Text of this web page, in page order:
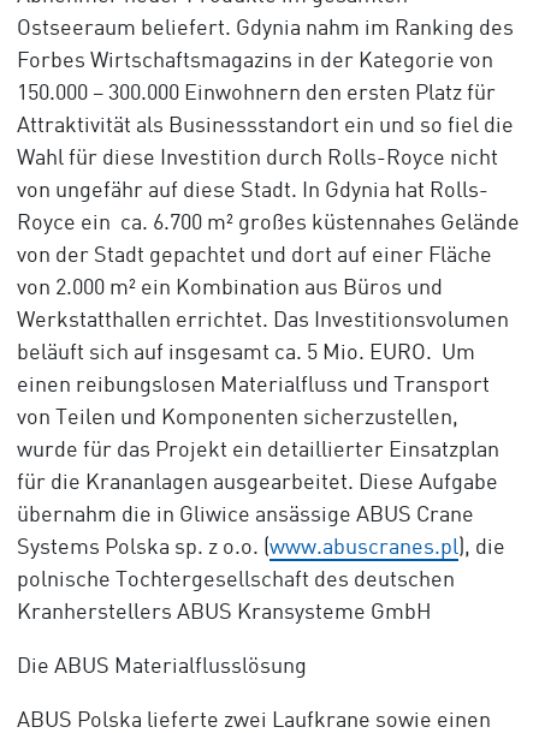
Ostseeraum beliefert. Gdynia nahm im Ranking des
Forbes Wirtschaftsmagazins in der Kategorie von
150.000 – 300.000 Einwohnern den ersten Platz für
Attraktivität als Businessstandort ein und so fiel die
Wahl für diese Investition durch Rolls-Royce nicht
von ungefähr auf diese Stadt. In Gdynia hat Rolls-
Royce ein ca. 6.700 m² großes küstennahes Gelände
von der Stadt gepachtet und dort auf einer Fläche
von 2.000 m² ein Kombination aus Büros und
Werkstatthallen errichtet. Das Investitionsvolumen
beläuft sich auf insgesamt ca. 5 Mio. EURO. Um
einen reibungslosen Materialfluss und Transport
von Teilen und Komponenten sicherzustellen,
wurde für das Projekt ein detaillierter Einsatzplan
für die Krananlagen ausgearbeitet. Diese Aufgabe
übernahm die in Gliwice ansässige ABUS Crane
Systems Polska sp. z o.o. (www.abuscranes.pl), die
polnische Tochtergesellschaft des deutschen
Kranherstellers ABUS Kransysteme GmbH
Die ABUS Materialflusslösung
ABUS Polska lieferte zwei Laufkrane sowie einen